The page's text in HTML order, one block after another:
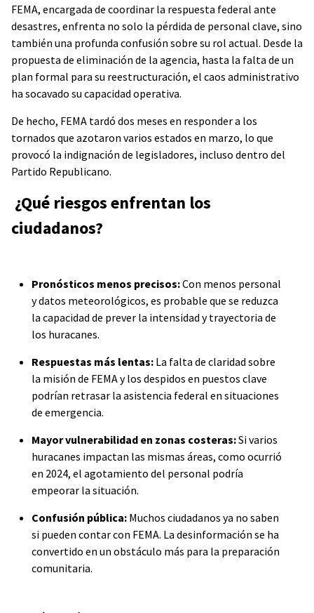
FEMA, encargada de coordinar la respuesta federal ante
desastres, enfrenta no solo la pérdida de personal clave, sino
también una profunda confusión sobre su rol actual. Desde la
propuesta de eliminación de la agencia, hasta la falta de un
plan formal para su reestructuración, el caos administrativo
ha socavado su capacidad operativa.
De hecho, FEMA tardó dos meses en responder a los
tornados que azotaron varios estados en marzo, lo que
provocó la indignación de legisladores, incluso dentro del
Partido Republicano.
¿Qué riesgos enfrentan los
ciudadanos?
Pronósticos menos precisos:Con menos personal
y datos meteorológicos, es probable que se reduzca
la capacidad de prever la intensidad y trayectoria de
los huracanes.
Respuestas más lentas:La falta de claridad sobre
la misión de FEMA y los despidos en puestos clave
podrían retrasar la asistencia federal en situaciones
de emergencia.
Mayor vulnerabilidad en zonas costeras:Si varios
huracanes impactan las mismas áreas, como ocurrió
en 2024, el agotamiento del personal podría
empeorar la situación.
Confusión pública:Muchos ciudadanos ya no saben
si pueden contar con FEMA. La desinformación se ha
convertido en un obstáculo más para la preparación
comunitaria.